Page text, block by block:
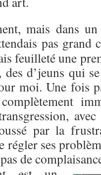
mais dans
pas grand
feuilleté une
d’jeuns qui
moi. Une fois
par la
régler ses
de